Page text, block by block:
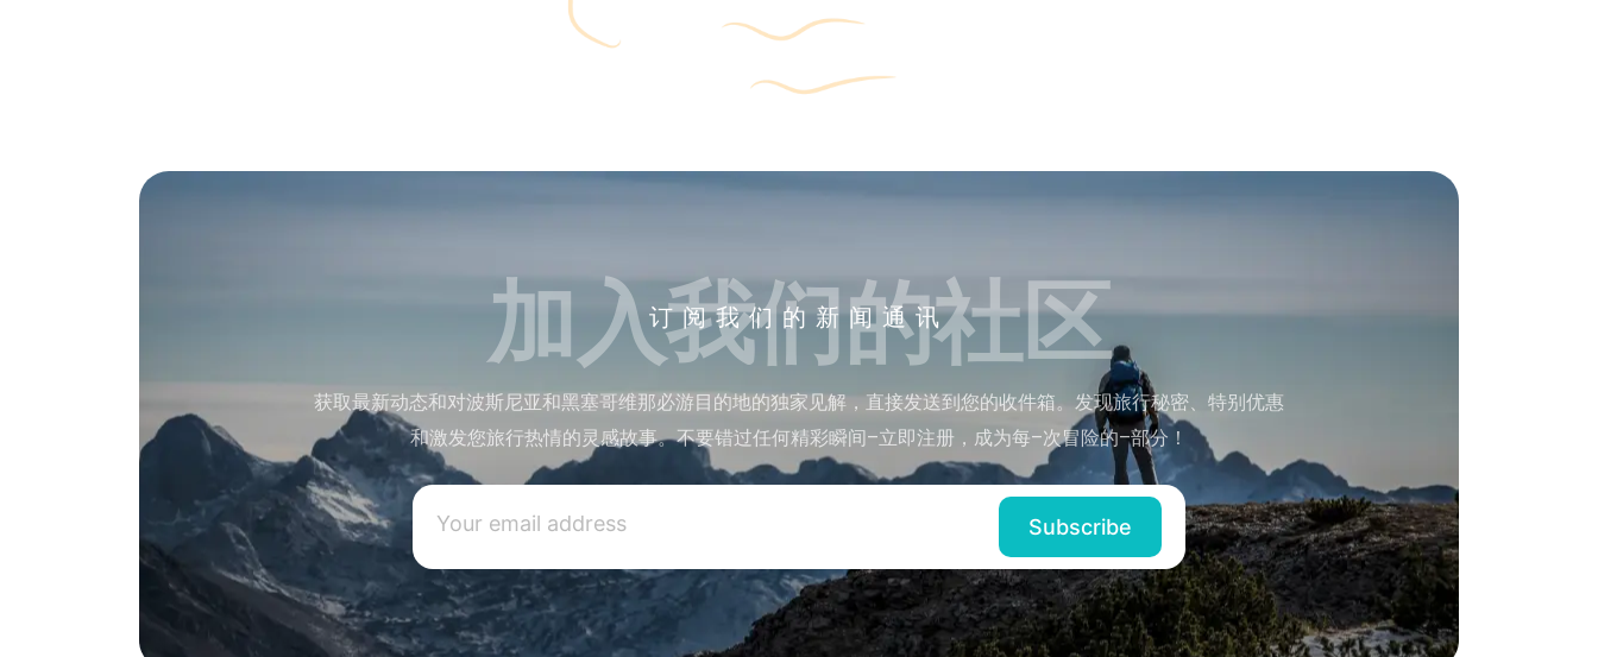
订阅我们的新闻通讯
加入我们的社区
获取最新动态和对波斯尼亚和黑塞哥维那必游目的地的独家见解，直接发送到您的收件箱。发现旅行秘密、特别优惠
和激发您旅行热情的灵感故事。不要错过任何精彩瞬间–立即注册，成为每–次冒险的–部分！